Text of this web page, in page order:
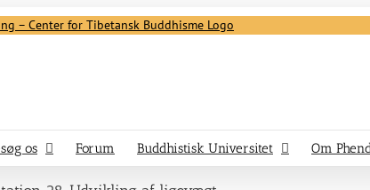
os Forum Buddhistisk Universitet Om